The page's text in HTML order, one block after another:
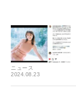
ニュース
2024.08.23